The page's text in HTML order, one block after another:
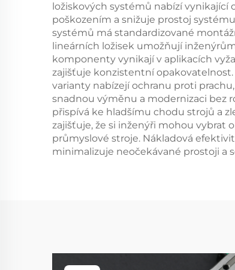
ložiskových systémů nabízí
poškozením a snižuje prostoj
systémů má standardizované
lineárních ložisek umožňují
komponenty vynikají v aplikacích
zajišťuje konzistentní
varianty nabízejí ochranu proti
snadnou výměnu a modernizaci bez
přispívá ke hladšímu chodu strojů a
zajišťuje, že si inženýři mohou vybrat
průmyslové stroje. Nákladová
minimalizuje neočekávané prostoji a